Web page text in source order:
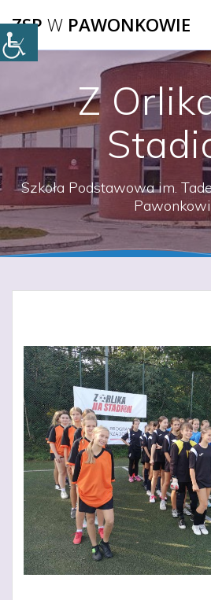
do
ZSP W PAWONKOWIE
Z
Szkoła Podstawowa im.